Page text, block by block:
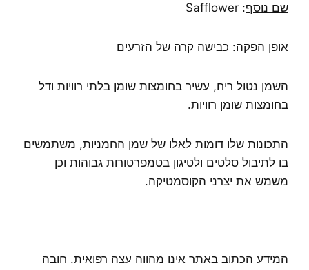
שם נוסף: Safflower
אופן הפקה: כבישה קרה של הזרעים
השמן נטול ריח, עשיר בחומצות שומן בלתי רוויות ודל
בחומצות שומן רוויות.
התכונות שלו דומות לאלו של שמן החמניות, משתמשים
בו לתיבול סלטים ולטיגון בטמפרטורות גבוהות וכן
משמש את יצרני הקוסמטיקה.
המידע הכתוב באתר אינו מהווה עצה רפואית. חובה